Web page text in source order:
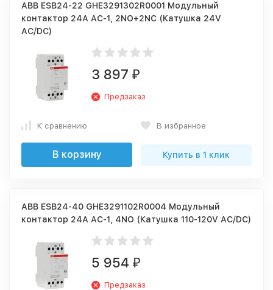
ABB ESB24-22 GHE3291302R0001 Модульный
контактор 24А АС-1, 2NO+2NC (Катушка 24V
AC/DC)
3 897 ₽
Предзаказ
К сравнению В избранное
В корзину Купить в 1 клик
ABB ESB24-40 GHE3291102R0004 Модульный
контактор 24А АС-1, 4NO (Катушка 110-120V AC/DC)
5 954 ₽
Предзаказ